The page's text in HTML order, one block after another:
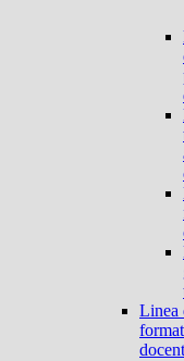
Linea